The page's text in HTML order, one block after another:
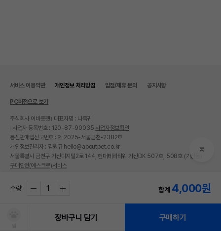
수량 합계 4,000원
장바구니 담기 구매하기
서비스 이용약관 개인정보 처리방침 입점/제휴 문의 공지사항
PC버전으로 보기
주식회사 어바웃펫
대표자명 : 나옥귀
사업자 등록번호 : 120-87-90035 사업자정보확인
통신판매업신고번호 : 제 2025-서울금천-2382호
개인정보관리자 : 김원규 hello@aboutpet.co.kr
서울특별시 금천구 가산디지털2로 144, 현대테라타워 가산DK 507호, 508호 (가산동)
구매안전(에스크로)서비스